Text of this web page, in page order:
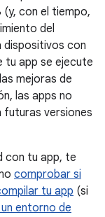
con el tiempo,
del
dispositivos con
tu app se ejecute
mejoras de
las apps no
futuras versiones
con tu app, te
comprobar si
tu app (si
entorno de